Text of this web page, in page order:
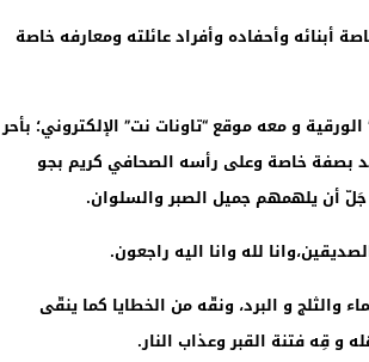
وأحفاده وأفراد عائلته ومعارفه خاصة
و معه موقع “تاونات نت” الإلكتروني؛ بأحر
بصفة خاصة وعلى رأسه الصحافي كريم بجو
جَلّ أن يلهمهم جميل الصبر والسلوان.
لله وانا اليه راجعون.
والثلج و البرد، ونقّه من الخطايا كما ينقّى
و قِه فتنة القبر وعذاب النار.